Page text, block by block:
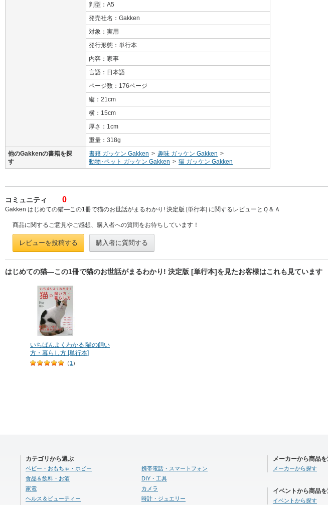
判型：A5
発売社名：Gakken
対象：実用
発行形態：単行本
内容：家事
言語：日本語
ページ数：176ページ
縦：21cm
横：15cm
厚さ：1cm
重量：318g
他のGakkenの書籍を探
す
書籍 ガッケン Gakken > 趣味 ガッケン Gakken >
動物･ペット ガッケン Gakken > 猫 ガッケン Gakken
コミュニティ 0
Gakken はじめての猫―この1冊で猫のお世話がまるわかり! 決定版 [単行本] に関するレビューとＱ＆Ａ
商品に関するご意見やご感想、購入者への質問をお待ちしています！
レビューを投稿する 購入者に質問する
はじめての猫―この1冊で猫のお世話がまるわかり! 決定版 [単行本]を見たお客様はこれも見ています
いちばんよくわかる!猫の飼い
方・暮らし方 [単行本]
（ 1 ）
カテゴリから選ぶ
ベビー・おもちゃ・ホビー
食品＆飲料・お酒
家電
ヘルス＆ビューティー
携帯電話・スマートフォン
DIY・工具
カメラ
時計・ジュエリー
メーカーから商品
メーカーから探す
イベントから商品
イベントから探す